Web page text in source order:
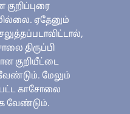
ஏதேனும்
திருப்பி
குறியீட்டை
மேலும்
காசோலை
வேண்டும்.